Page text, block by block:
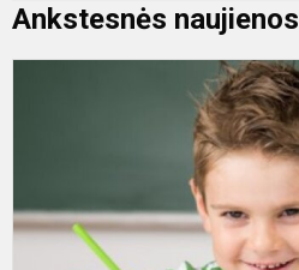
Ankstesnės naujienos